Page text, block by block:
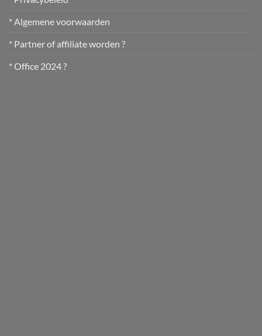
* Algemene voorwaarden
* Partner of affiliate worden ?
* Office 2024 ?